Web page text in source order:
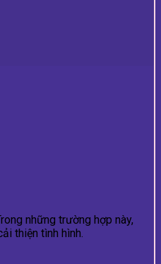
những trường hợp này,
thiện tình hình.